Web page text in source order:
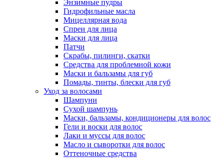
Энзимные пудры
Гидрофильные масла
Мицеллярная вода
Спреи для лица
Маски для лица
Патчи
Скрабы, пилинги, скатки
Средства для проблемной кожи
Маски и бальзамы для губ
Помады, тинты, блески для губ
Уход за волосами
Шампуни
Сухой шампунь
Маски, бальзамы, кондиционеры для волос
Гели и воски для волос
Лаки и муссы для волос
Масло и сыворотки для волос
Оттеночные средства